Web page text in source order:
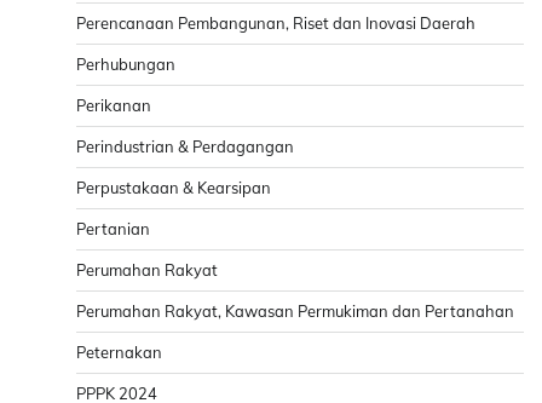
Perencanaan Pembangunan, Riset dan Inovasi Daerah
Perhubungan
Perikanan
Perindustrian & Perdagangan
Perpustakaan & Kearsipan
Pertanian
Perumahan Rakyat
Perumahan Rakyat, Kawasan Permukiman dan Pertanahan
Peternakan
PPPK 2024